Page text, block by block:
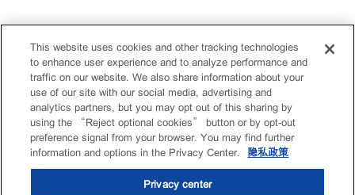
This website uses cookies and other tracking technologies
to enhance user experience and to analyze performance and
traffic on our website. We also share information about your
use of our site with our social media, advertising and
analytics partners, but you may opt out of this sharing by
using the “Reject optional cookies” button or by opt-out
preference signal from your browser. You may find further
information and options in the Privacy Center.
隐私政策
Privacy center